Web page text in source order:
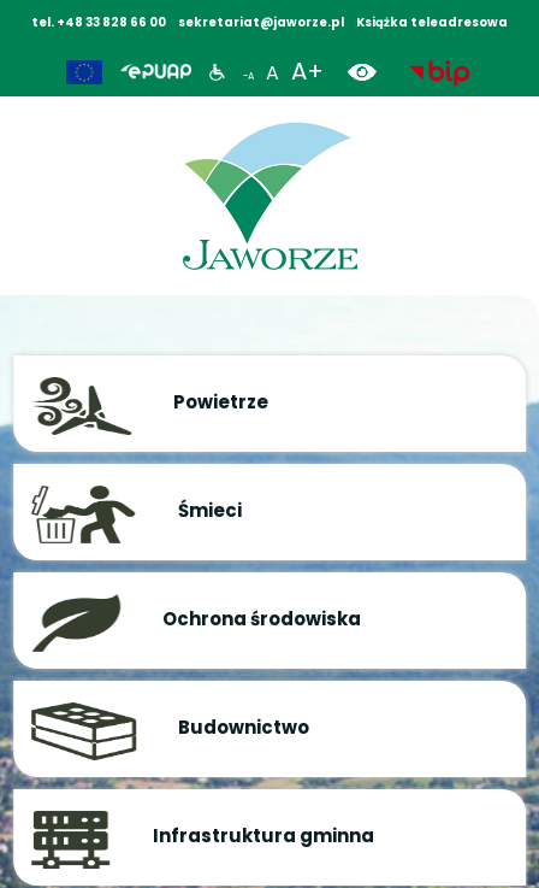
tel. +48 33 828 66 00 sekretariat@jaworze.pl Książka teleadresowa
-A A A+
Powietrze
Śmieci
Ochrona środowiska
Budownictwo
Infrastruktura gminna